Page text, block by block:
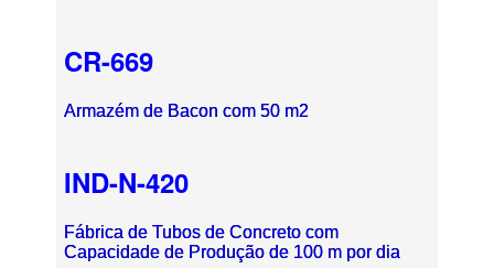
CR-669
Armazém de Bacon com 50 m2
IND-N-420
Fábrica de Tubos de Concreto com
Capacidade de Produção de 100 m por dia